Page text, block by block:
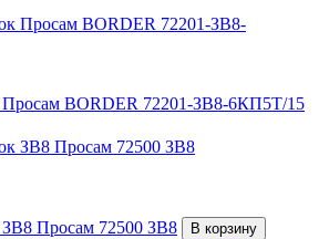
Просам BORDER 72201-ЗВ8-6КП5Т/15
ЗВ8 Просам 72500 ЗВ8
В корзину